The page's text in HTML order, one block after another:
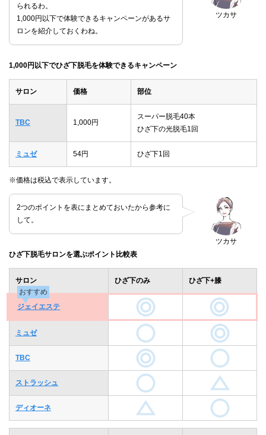
ツカサ
られるわ。
1,000円以下で体験できるキャンペーンがあるサ
ロンを紹介しておくわね。
1,000円以下でひざ下脱毛を体験できるキャンペーン
サロン 価格 部位
TBC 1,000円
スーパー脱毛40本
ひざ下の光脱毛1回
ミュゼ 54円 ひざ下1回
※価格は税込で表示しています。
ツカサ
2つのポイントを表にまとめておいたから参考に
して。
ひざ下脱毛サロンを選ぶポイント比較表
サロン ひざ下のみ
ひざ下+膝
おすすめ
ジェイエステ
ミュゼ
TBC
ストラッシュ
ディオーネ